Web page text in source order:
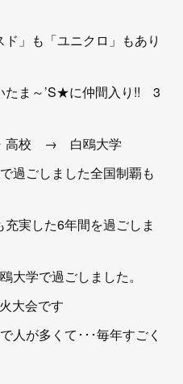
」も「ユニクロ」もあり
たま～’S★に仲間入り!! 3
高校 → 白鴎大学
過ごしました全国制覇も
実した6年間を過ごしま
大学で過ごしました。
大会です
人が多くて･･･毎年すごく